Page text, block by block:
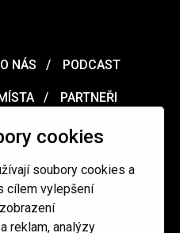
cookies
soubory cookies a
cílem vylepšení
reklam, analýzy
O NÁS PODCAST
PARTNEŘI
Obchodní podmínky